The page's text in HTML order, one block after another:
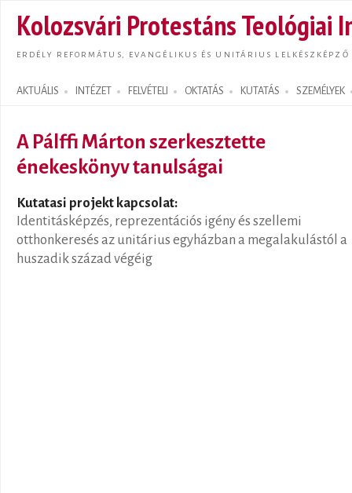
Kolozsvári Protestáns Teológiai
ERDÉLY REFORMÁTUS, EVANGÉLIKUS ÉS UNITÁRIUS LELKÉSZKÉPZŐ
AKTUÁLIS INTÉZET FELVÉTELI OKTATÁS KUTATÁS SZEMÉLYEK
Search form
A Pálffi Márton szerkesztette
énekeskönyv tanulságai
Kutatasi projekt kapcsolat:
Identitásképzés, reprezentációs igény és szellemi
otthonkeresés az unitárius egyházban a megalakulástól a
huszadik század végéig